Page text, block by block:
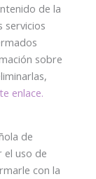
de la
servicios
sobre
enlace.
de
el uso de
con la